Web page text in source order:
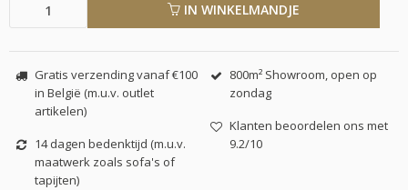
IN WINKELMANDJE
Gratis verzending vanaf €100
in België (m.u.v. outlet
artikelen)
14 dagen bedenktijd (m.u.v.
maatwerk zoals sofa's of
tapijten)
800m² Showroom, open op
zondag
Klanten beoordelen ons met
9.2/10